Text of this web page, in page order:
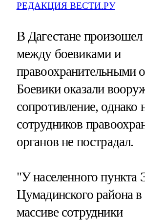
РЕДАКЦИЯ ВЕСТИ.РУ
В Дагестане
между боевиками и
правоохранительными
Боевики оказали
сопротивление, однако
сотрудников
органов не пострадал.
"У населенного пункта
Цумадинского района
массиве сотрудники